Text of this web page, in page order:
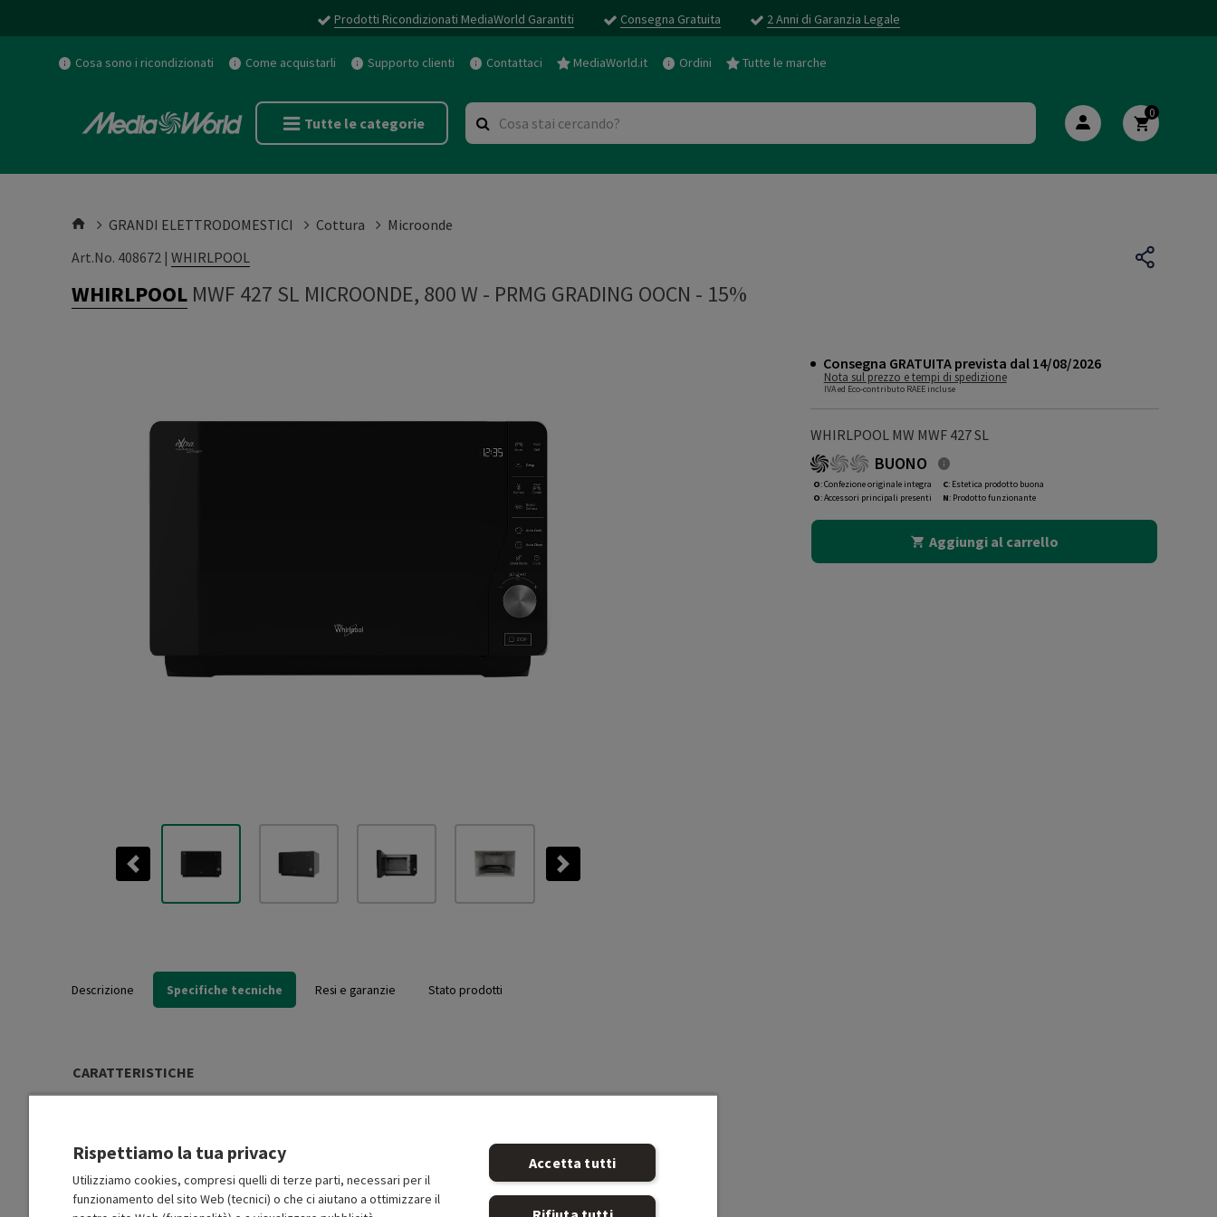
Prodotti Ricondizionati MediaWorld Garantiti Consegna Gratuita 2 Anni di Garanzia Legale
Cosa sono i ricondizionati Come acquistarli Supporto clienti Contattaci MediaWorld.it Ordini Tutte le marche
Tutte le categorie
0
GRANDI ELETTRODOMESTICI Cottura
Microonde
Art.No. 408672 | WHIRLPOOL
WHIRLPOOL MWF 427 SL MICROONDE, 800 W - PRMG GRADING OOCN - 15%
Previous Next
Consegna GRATUITA prevista dal 14/08/2026
Nota sul prezzo e tempi di spedizione
IVA ed Eco-contributo RAEE incluse
WHIRLPOOL MW MWF 427 SL
BUONO
O: Confezione originale integra
O: Accessori principali presenti
C: Estetica prodotto buona
N: Prodotto funzionante
Aggiungi al carrello
Descrizione Specifiche tecniche Resi e garanzie Stato prodotti
CARATTERISTICHE
Potenza mwo (W) 800
Rispettiamo la tua privacy
Utilizziamo cookies, compresi quelli di terze parti, necessari per il
funzionamento del sito Web (tecnici) o che ci aiutano a ottimizzare il
Accetta tutti